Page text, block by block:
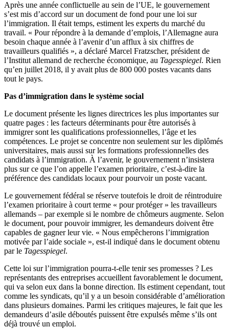
Après une année conflictuelle au sein de l’UE, le gouvernement
s’est mis d’accord sur un document de fond pour une loi sur
l’immigration. Il était temps, estiment les experts du marché du
travail. « Pour répondre à la demande d’emplois, l’Allemagne aura
besoin chaque année à l’avenir d’un afflux à six chiffres de
travailleurs qualifiés », a déclaré Marcel Fratzscher, président de
l’Institut allemand de recherche économique, au Tagesspiegel. Rien
qu’en juillet 2018, il y avait plus de 800 000 postes vacants dans
tout le pays.
Pas d’immigration dans le système social
Le document présente les lignes directrices les plus importantes sur
quatre pages : les facteurs déterminants pour être autorisés à
immigrer sont les qualifications professionnelles, l’âge et les
compétences. Le projet se concentre non seulement sur les diplômés
universitaires, mais aussi sur les formations professionnelles des
candidats à l’immigration. À l’avenir, le gouvernement n’insistera
plus sur ce que l’on appelle l’examen prioritaire, c’est-à-dire la
préférence des candidats locaux pour pourvoir un poste vacant.
Le gouvernement fédéral se réserve toutefois le droit de réintroduire
l’examen prioritaire à court terme « pour protéger » les travailleurs
allemands – par exemple si le nombre de chômeurs augmente. Selon
le document, pour pouvoir immigrer, les demandeurs doivent être
capables de gagner leur vie. « Nous empêcherons l’immigration
motivée par l’aide sociale », est-il indiqué dans le document obtenu
par le Tagesspiegel.
Cette loi sur l’immigration pourra-t-elle tenir ses promesses ? Les
représentants des entreprises accueillent favorablement le document,
qui va selon eux dans la bonne direction. Ils estiment cependant, tout
comme les syndicats, qu’il y a un besoin considérable d’amélioration
dans plusieurs domaines. Parmi les critiques majeures, le fait que les
demandeurs d’asile déboutés puissent être expulsés même s’ils ont
déjà trouvé un emploi.